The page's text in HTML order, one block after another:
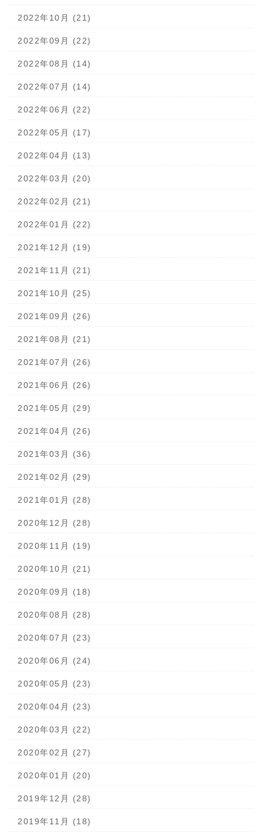
2022年10月 (21)
2022年09月 (22)
2022年08月 (14)
2022年07月 (14)
2022年06月 (22)
2022年05月 (17)
2022年04月 (13)
2022年03月 (20)
2022年02月 (21)
2022年01月 (22)
2021年12月 (19)
2021年11月 (21)
2021年10月 (25)
2021年09月 (26)
2021年08月 (21)
2021年07月 (26)
2021年06月 (26)
2021年05月 (29)
2021年04月 (26)
2021年03月 (36)
2021年02月 (29)
2021年01月 (28)
2020年12月 (28)
2020年11月 (19)
2020年10月 (21)
2020年09月 (18)
2020年08月 (28)
2020年07月 (23)
2020年06月 (24)
2020年05月 (23)
2020年04月 (23)
2020年03月 (22)
2020年02月 (27)
2020年01月 (20)
2019年12月 (28)
2019年11月 (18)